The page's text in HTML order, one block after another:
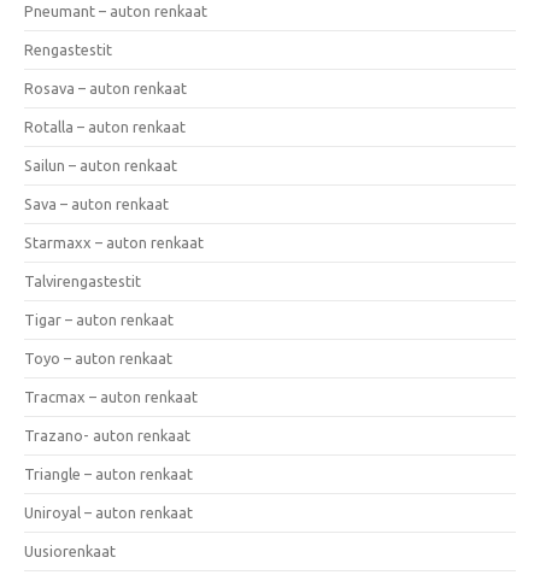
Pneumant – auton renkaat
Rengastestit
Rosava – auton renkaat
Rotalla – auton renkaat
Sailun – auton renkaat
Sava – auton renkaat
Starmaxx – auton renkaat
Talvirengastestit
Tigar – auton renkaat
Toyo – auton renkaat
Tracmax – auton renkaat
Trazano- auton renkaat
Triangle – auton renkaat
Uniroyal – auton renkaat
Uusiorenkaat